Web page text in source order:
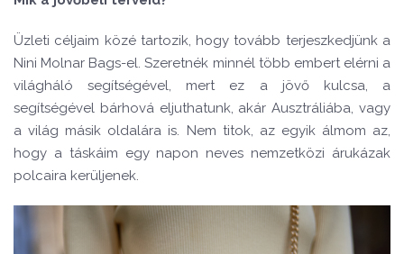
Üzleti céljaim közé tartozik, hogy tovább terjeszkedjünk a
Nini Molnar Bags-el. Szeretnék minnél több embert elérni a
világháló segítségével, mert ez a jövő kulcsa, a
segítségével bárhová eljuthatunk, akár Ausztráliába, vagy
a világ másik oldalára is. Nem titok, az egyik álmom az,
hogy a táskáim egy napon neves nemzetközi árukázak
polcaira kerüljenek.